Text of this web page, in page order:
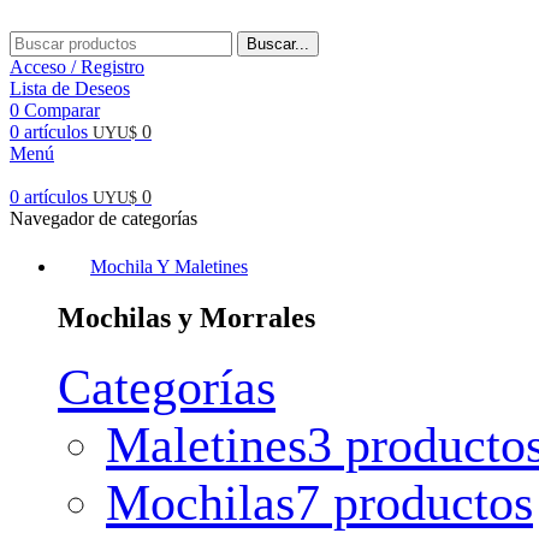
Buscar...
Acceso / Registro
Lista de Deseos
0 Comparar
0 artículos UYU$ 0
Menú
0 artículos UYU$ 0
Navegador de categorías
Mochila Y Maletines
Mochilas y Morrales
Categorías
Maletines3
Mochilas7 productos